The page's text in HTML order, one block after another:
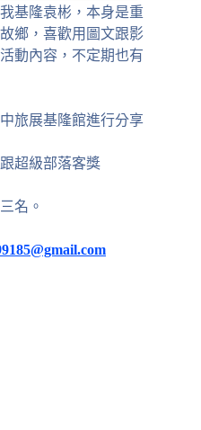
基隆袁彬，本身是重
鄉，喜歡用圖文跟影
動內容，不定期也有
旅展基隆館進行分享
超級部落客獎
名。